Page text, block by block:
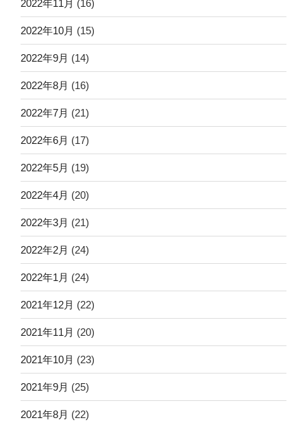
2022年11月 (16)
2022年10月 (15)
2022年9月 (14)
2022年8月 (16)
2022年7月 (21)
2022年6月 (17)
2022年5月 (19)
2022年4月 (20)
2022年3月 (21)
2022年2月 (24)
2022年1月 (24)
2021年12月 (22)
2021年11月 (20)
2021年10月 (23)
2021年9月 (25)
2021年8月 (22)